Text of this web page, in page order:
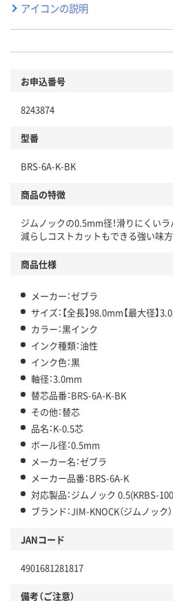
アイコンの説明
お申込番号
8243874
型番
BRS-6A-K-BK
商品の特徴
ジムノックの0.5mm径！滑りにくい
減らしコストカットもできる強い味方
商品仕様
メーカー：ゼブラ
サイズ：【全長】98.0mm【最大径】
カラー：黒インク
インク種類：油性
インク色：黒
軸径：3.0mm
替芯品番：BRS-6A-K-BK
その他：替芯
品名：K-0.5芯
ボール径：0.5mm
メーカー名：ゼブラ
メーカー品番：BRS-6A-K
対応製品：ジムノック 0.5(KRBS-
ブランド：JIM-KNOCK（ジムノック）
JANコード
4901681281817
備考（ご注意）